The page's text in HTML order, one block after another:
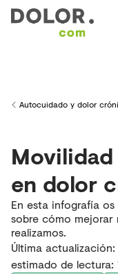
Back to
Autocuidado y dolor
en dolor
En esta infografía
sobre cómo
realizamos.
Última actualización:
estimado de lectura: